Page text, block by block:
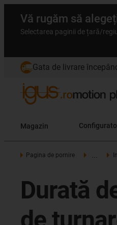
Vă rugăm să
Selectarea paginii de țară/
Gata de livrare
Magazin
Pagina de pornire
Durată